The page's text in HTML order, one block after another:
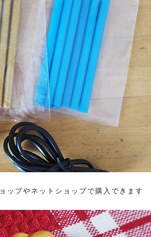
プやネットショップで購入できます